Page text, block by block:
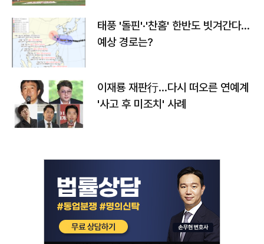
태풍 '돌핀'·'찬홈' 한반도 빗겨간다…
예상 경로는?
이재룡 재판行…다시 떠오른 연예계
'사고 후 미조치' 사례